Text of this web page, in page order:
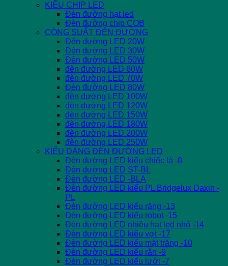
KIỂU CHIP LED
Đèn đường hạt led
Đèn đường chip COB
CÔNG SUẤT ĐÈN ĐƯỜNG
Đèn đường LED 20W
Đèn đường LED 30W
Đèn đường LED 50W
đèn đường LED 60W
đèn đường LED 70W
Đèn đường LED 80W
đèn đường LED 100W
đèn đường LED 120W
đèn đường LED 150W
đèn đường LED 180W
đèn đường LED 200W
đèn đường LED 250W
KIỂU DÁNG ĐÈN ĐƯỜNG LED
Đèn đường LED kiểu chiếc lá -8
Đèn đường LED ST-BL
Đèn đường LED -BLA
Đèn đường LED kiểu PL Bridgelux Daxin -
PL
Đèn đường LED kiểu răng -13
Đèn đường LED kiểu robot -15
Đèn đường LED nhiều hạt led nhỏ -14
Đèn đường LED kiểu vợt -17
Đèn đường LED kiểu mặt trăng -10
Đèn đường LED kiểu rắn -9
Đèn đường LED kiểu lưới -7